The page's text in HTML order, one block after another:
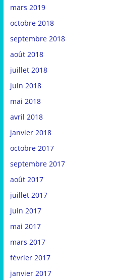
mars 2019
octobre 2018
septembre 2018
août 2018
juillet 2018
juin 2018
mai 2018
avril 2018
janvier 2018
octobre 2017
septembre 2017
août 2017
juillet 2017
juin 2017
mai 2017
mars 2017
février 2017
janvier 2017